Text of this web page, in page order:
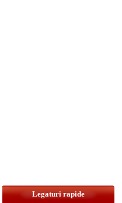
Legaturi rapide